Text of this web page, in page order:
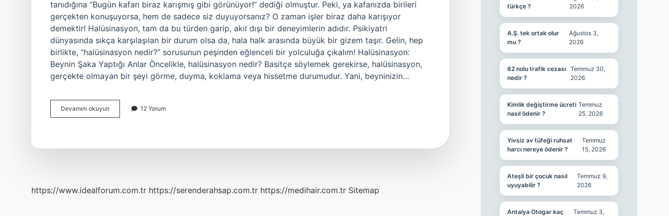
tanıdığına “Bugün kafan biraz karışmış gibi görünüyor!” dediği olmuştur. Peki, ya kafanızda birileri
gerçekten konuşuyorsa, hem de sadece siz duyuyorsanız? O zaman işler biraz daha karışıyor
demektir! Halüsinasyon, tam da bu türden garip, akıl dışı bir deneyimlerin adıdır. Psikiyatri
dünyasında sıkça karşılaşılan bir durum olsa da, hala halk arasında büyük bir gizem taşır. Gelin, hep
birlikte, “halüsinasyon nedir?” sorusunun peşinden eğlenceli bir yolculuğa çıkalım! Halüsinasyon:
Beynin Şaka Yaptığı Anlar Öncelikle, halüsinasyon nedir? Basitçe söylemek gerekirse, halüsinasyon,
gerçekte olmayan bir şeyi görme, duyma, koklama veya hissetme durumudur. Yani, beyninizin…
Devamını okuyun Halüsinasyon
nedir
12 Yorum
https://www.idealforum.com.tr https://serenderahsap.com.tr https://medihair.com.tr Sitemap
türkçe ?
2026
A.Ş. tek ortak olur
mu ?
Ağustos 3,
2026
62 nolu trafik cezası
nedir ?
Temmuz 30,
2026
Kimlik değiştirme ücreti
nasıl ödenir ?
Temmuz
25, 2026
Yivsiz av tüfeği ruhsat
harcı nereye ödenir ?
Temmuz
15, 2026
Ateşli bir çocuk nasıl
uyuyabilir ?
Temmuz 9,
2026
Antalya Otogar kaç
Temmuz 3,